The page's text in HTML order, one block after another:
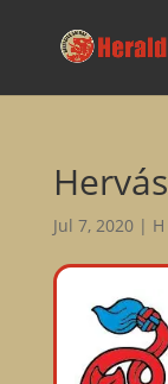
Hervás
Jul 7, 2020| H